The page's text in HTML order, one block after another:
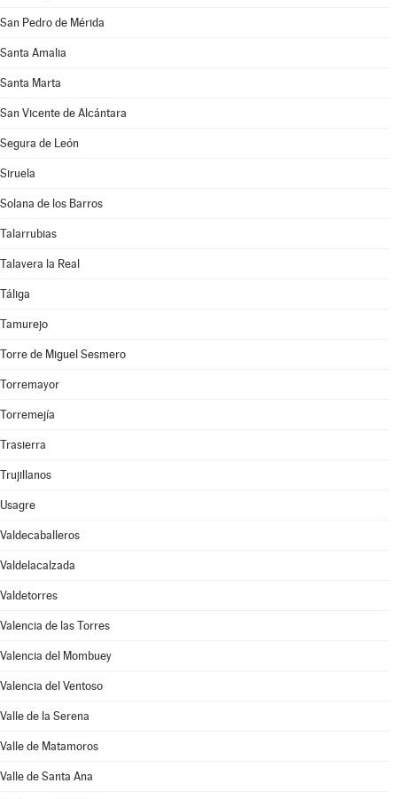
San Pedro de Mérida
Santa Amalia
Santa Marta
San Vicente de Alcántara
Segura de León
Siruela
Solana de los Barros
Talarrubias
Talavera la Real
Táliga
Tamurejo
Torre de Miguel Sesmero
Torremayor
Torremejía
Trasierra
Trujillanos
Usagre
Valdecaballeros
Valdelacalzada
Valdetorres
Valencia de las Torres
Valencia del Mombuey
Valencia del Ventoso
Valle de la Serena
Valle de Matamoros
Valle de Santa Ana